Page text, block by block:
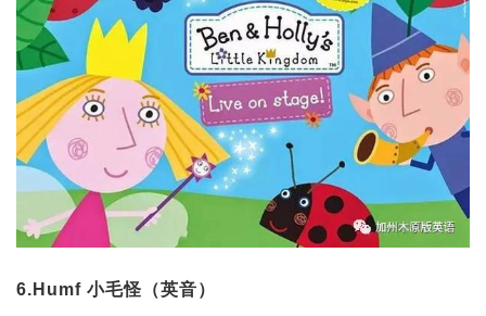
6.Humf 小毛怪（英音）